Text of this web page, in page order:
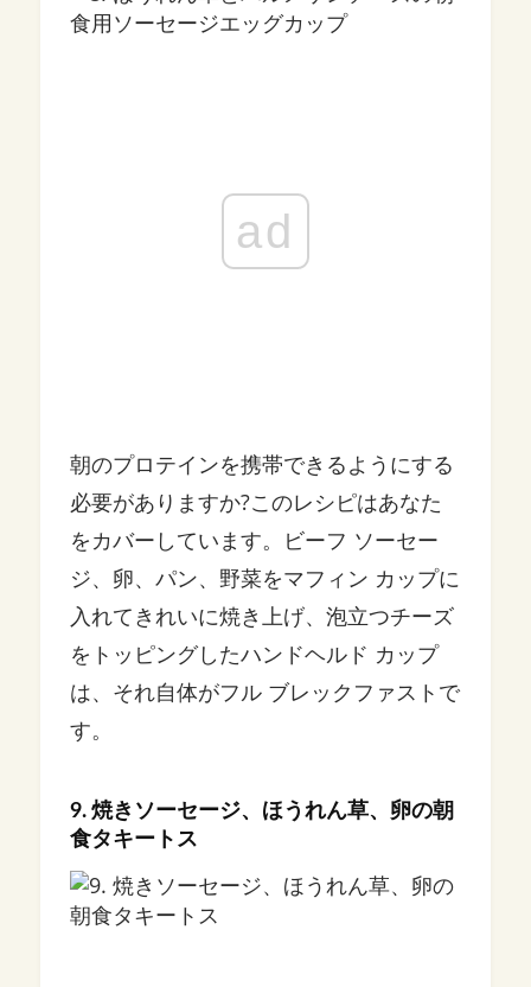
ad
朝のプロテインを携帯できるようにする
必要がありますか?このレシピはあなた
をカバーしています。ビーフ ソーセー
ジ、卵、パン、野菜をマフィン カップに
入れてきれいに焼き上げ、泡立つチーズ
をトッピングしたハンドヘルド カップ
は、それ自体がフル ブレックファストで
す。
9. 焼きソーセージ、ほうれん草、卵の朝
食タキートス